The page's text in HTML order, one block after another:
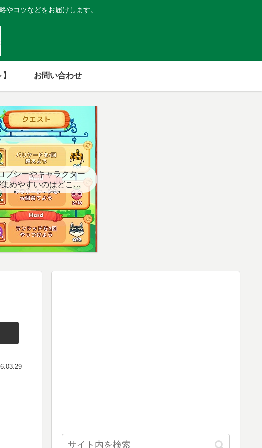
やコツなどをお届けします。
お問い合わせ
プシーやキャラクター
集めやすいのはどこ？
【クエスト用】